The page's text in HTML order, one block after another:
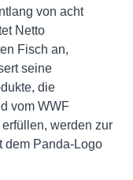
von acht
Netto
Fisch an,
seine
die
vom WWF
werden zur
dem Panda-Logo